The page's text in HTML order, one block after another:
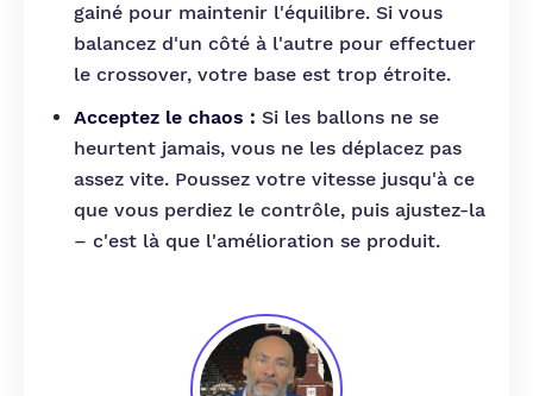
gainé pour maintenir l'équilibre. Si vous
balancez d'un côté à l'autre pour effectuer
le crossover, votre base est trop étroite.
Acceptez le chaos : Si les ballons ne se
heurtent jamais, vous ne les déplacez pas
assez vite. Poussez votre vitesse jusqu'à ce
que vous perdiez le contrôle, puis ajustez-la
– c'est là que l'amélioration se produit.